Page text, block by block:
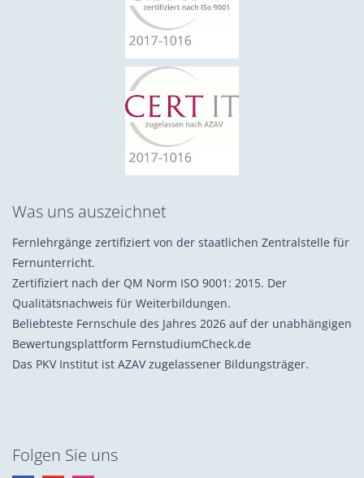
Was uns auszeichnet
Fernlehrgänge zertifiziert von der staatlichen Zentralstelle für
Fernunterricht.
Zertifiziert nach der QM Norm ISO 9001: 2015. Der
Qualitätsnachweis für Weiterbildungen.
Beliebteste Fernschule des Jahres 2026 auf der unabhängigen
Bewertungsplattform FernstudiumCheck.de
Das PKV Institut ist AZAV zugelassener Bildungsträger.
Folgen Sie uns